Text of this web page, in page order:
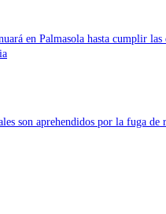
en Palmasola hasta cumplir las
son aprehendidos por la fuga de